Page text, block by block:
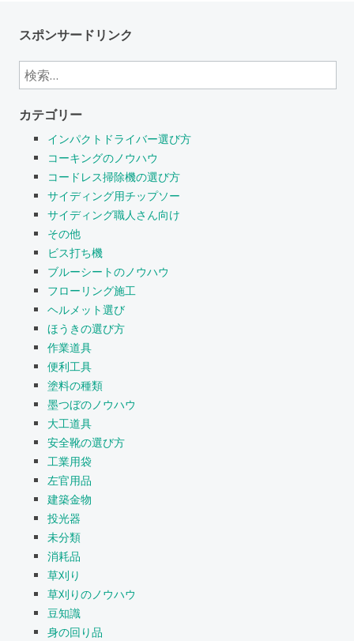
スポンサードリンク
検
索:
カテゴリー
インパクトドライバー選び方
コーキングのノウハウ
コードレス掃除機の選び方
サイディング用チップソー
サイディング職人さん向け
その他
ビス打ち機
ブルーシートのノウハウ
フローリング施工
ヘルメット選び
ほうきの選び方
作業道具
便利工具
塗料の種類
墨つぼのノウハウ
大工道具
安全靴の選び方
工業用袋
左官用品
建築金物
投光器
未分類
消耗品
草刈り
草刈りのノウハウ
豆知識
身の回り品